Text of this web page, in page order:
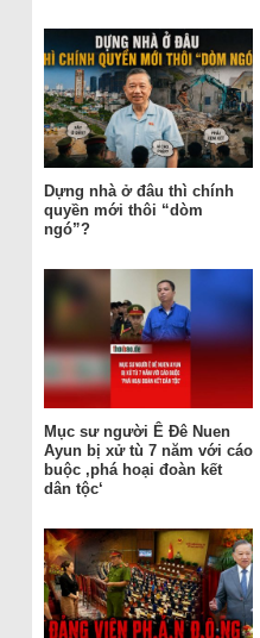
Dựng nhà ở đâu thì chính
quyền mới thôi “dòm
ngó”?
Mục sư người Ê Đê Nuen
Ayun bị xử tù 7 năm với cáo
buộc ‚phá hoại đoàn kết
dân tộc‘